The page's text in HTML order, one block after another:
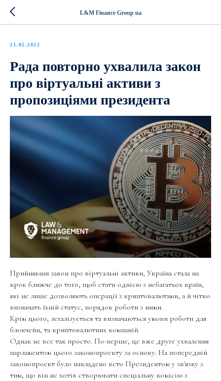
L&M Finance Group ua
21.02.2022
Рада повторно ухвалила закон
про віртуальні активи з
пропозиціями президента
Прийнявши закон про віртуальні активи, Україна стала на
крок ближче до того, щоб стати однією з небагатьох країн,
які не лише дозволяють операції з криптовалютами, а й чітко
визначать їхній статус, порядок роботи з ними.
Крім цього, легалізується та визначаються умови роботи для
блокчейн, та криптовалютних компаній.
Однак не все так просто. По-перше, це вже друге ухвалення
парламентом цього законопроекту за основу. На попередній
законопроект було накладено вето Президентом у зв'язку з
тим, що він не хотів створювати спеціальну комісію з